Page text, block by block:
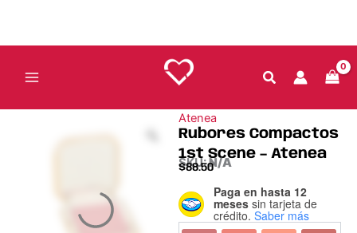
contenido
Atenea
Rubores Compactos
1st Scene – Atenea
SKU:N/A
$88.50
Paga en hasta 12
meses sin tarjeta de
crédito. Saber más
Rubores
Compactos
1st